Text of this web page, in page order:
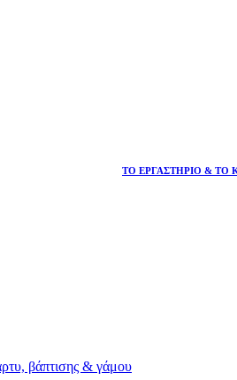
ΤΟ ΕΡΓΑΣΤΗΡΙΟ & ΤΟ